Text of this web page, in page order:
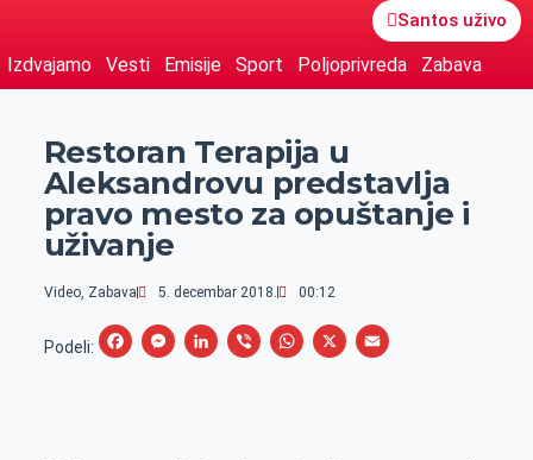
Santos uživo
Izdvajamo Vesti Emisije Sport Poljoprivreda Zabava
Restoran Terapija u
Aleksandrovu predstavlja
pravo mesto za opuštanje i
uživanje
Video, Zabava 5. decembar 2018. 00:12
Podeli:
F
M
L
V
W
X
E